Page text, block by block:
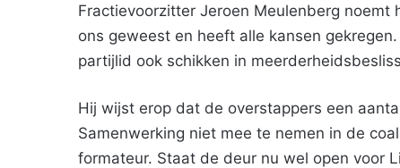
Fractievoorzitter Jeroen Meulenberg noemt
ons geweest en heeft alle kansen
partijlid ook schikken in
Hij wijst erop dat de overstappers een
Samenwerking niet mee te nemen in de
formateur. Staat de deur nu wel open voor